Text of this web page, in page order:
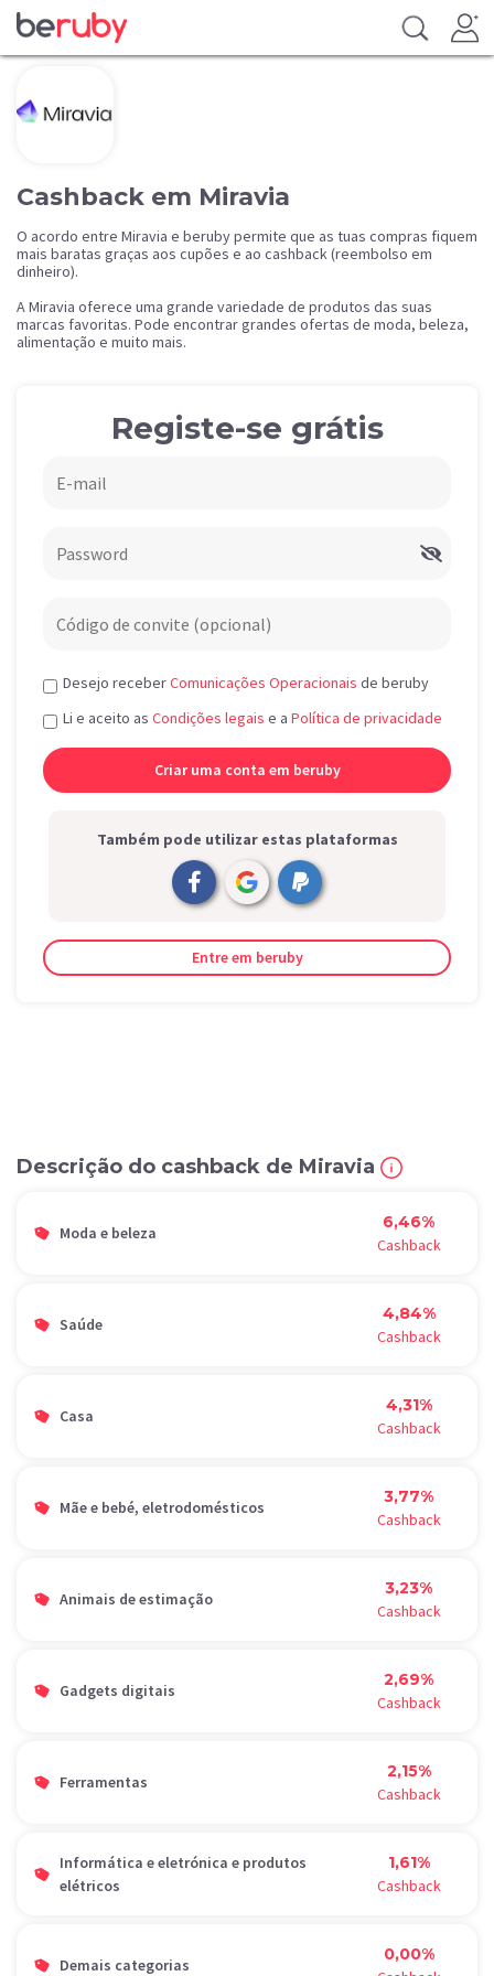
Cashback em Miravia
O acordo entre Miravia e beruby permite que as tuas compras fiquem
mais baratas graças aos cupões e ao cashback (reembolso em
dinheiro).
A Miravia oferece uma grande variedade de produtos das suas
marcas favoritas. Pode encontrar grandes ofertas de moda, beleza,
alimentação e muito mais.
Registe-se grátis
Desejo receberComunicações Operacionais de beruby
Li e aceito as Condições legais e a Política de privacidade
Também pode utilizar estas plataformas
Entre em beruby
Descrição do cashback de Miravia
Moda e beleza
6,46%
Cashback
Saúde
4,84%
Cashback
Casa
4,31%
Cashback
Mãe e bebé, eletrodomésticos
3,77%
Cashback
Animais de estimação
3,23%
Cashback
Gadgets digitais
2,69%
Cashback
Ferramentas
2,15%
Cashback
Informática e eletrónica e produtos
elétricos
1,61%
Cashback
Demais categorias
0,00%